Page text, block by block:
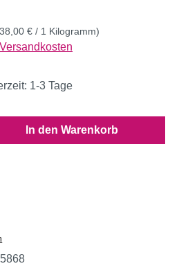
€ / 1 Kilogramm)
1-3 Tage
den gewünschten
In den Warenkorb